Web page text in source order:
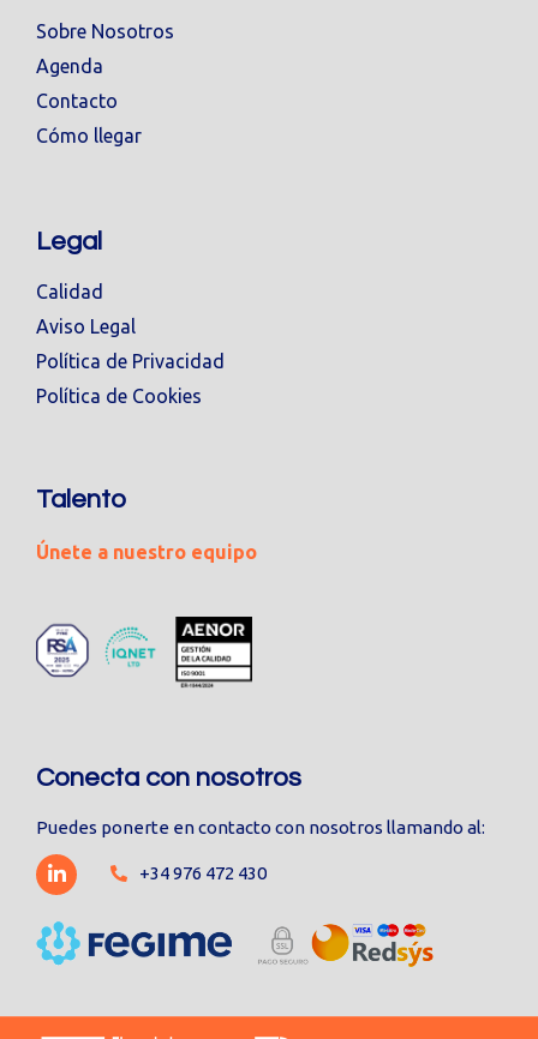
Sobre Nosotros
Agenda
Contacto
Cómo llegar
Legal
Calidad
Aviso Legal
Política de Privacidad
Política de Cookies
Talento
Únete a nuestro equipo
Conecta con nosotros
Puedes ponerte en contacto con nosotros llamando al:
+34 976 472 430